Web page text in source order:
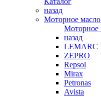
назад
Моторное масло
Моторное
назад
LEMARC
ZEPRO
Repsol
Mirax
Petronas
Avista